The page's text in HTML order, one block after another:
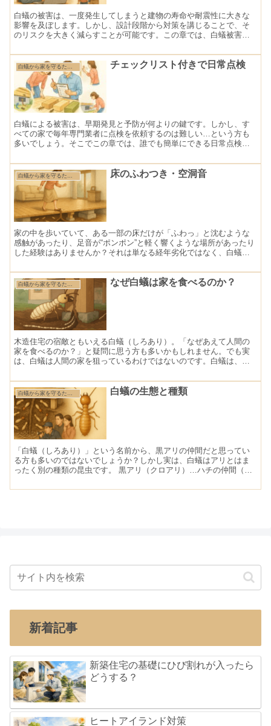
白蟻の被害は、一度発生してしまうと建物の寿命や耐震性に大きな
影響を及ぼします。しかし、設計段階から対策を講じることで、そ
のリスクを大きく減らすことが可能です。この章では、白蟻被害を
に...
白蟻から家を守るために知っておきたい基礎知識 チェックリスト付きで日常点検
白蟻による被害は、早期発見と予防が何よりの鍵です。しかし、す
べての家で毎年専門業者に点検を依頼するのは難しい…という方も
多いでしょう。そこでこの章では、誰でも簡単にできる日常点検の
床のふわつき・空洞音
家の中を歩いていて、ある一部の床だけが「ふわっ」と沈むような
感触があったり、足音が“ポンポン”と軽く響くような場所があったり
した経験はありませんか？それは単なる経年劣化ではなく、白蟻に
白蟻から家を守るために知っておきたい基礎知識 なぜ白蟻は家を食べるのか？
木造住宅の宿敵ともいえる白蟻（しろあり）。「なぜあえて人間の
家を食べるのか？」と疑問に思う方も多いかもしれません。でも実
は、白蟻は人間の家を狙っているわけではないのです。白蟻は、た
す...
白蟻の生態と種類
「白蟻（しろあり）」という名前から、黒アリの仲間だと思ってい
る方も多いのではないでしょうか？しかし実は、白蟻はアリとはま
ったく別の種類の昆虫です。 黒アリ（クロアリ）…ハチの仲間（膜
新着記事
新築住宅の基礎にひび割れが入ったら
どうする？
ヒートアイランド対策